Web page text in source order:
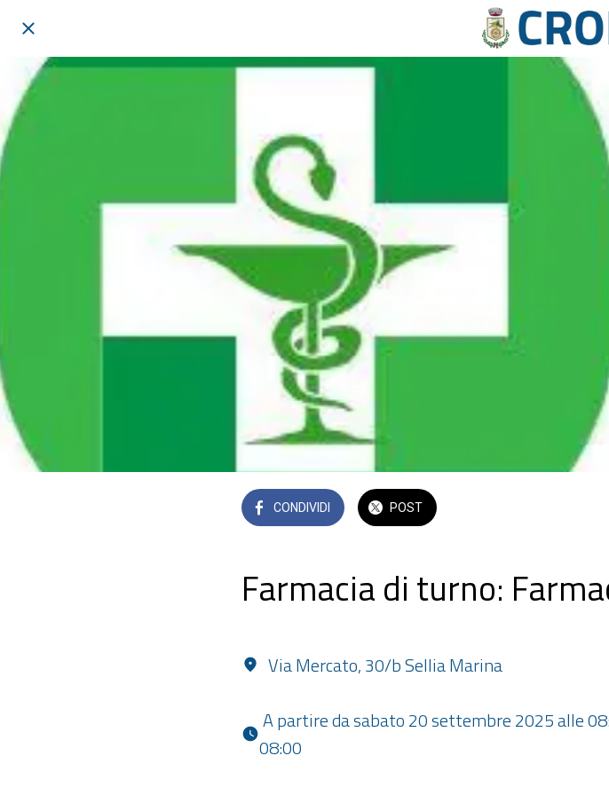
CONDIVIDI POST
Farmacia di turno:
Via Mercato, 30/b Sellia Marina
08:00